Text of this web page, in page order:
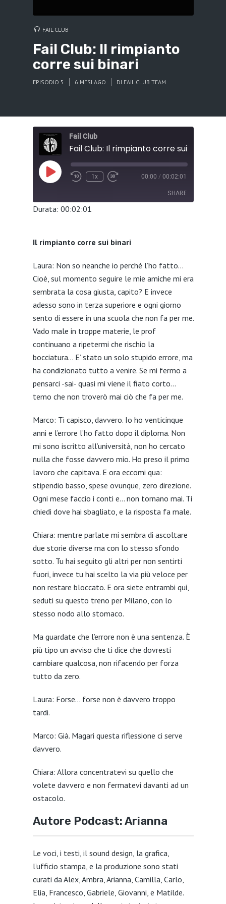
FAIL CLUB
Fail Club: Il rimpianto
corre sui binari
EPISODIO 5 6 MESI AGO DI FAIL CLUB TEAM
Fail Club
Fail Club: Il rimpianto corre sui binari
Play
Episode
1x 00:00 / 00:02:01
SHARE
LINK
EMBED
Durata: 00:02:01
Il rimpianto corre sui binari
Laura: Non so neanche io perché l’ho fatto…
Cioè, sul momento seguire le mie amiche mi era
sembrata la cosa giusta, capito? E invece
adesso sono in terza superiore e ogni giorno
sento di essere in una scuola che non fa per me.
Vado male in troppe materie, le prof
continuano a ripetermi che rischio la
bocciatura… E’ stato un solo stupido errore, ma
ha condizionato tutto a venire. Se mi fermo a
pensarci -sai- quasi mi viene il fiato corto…
temo che non troverò mai ciò che fa per me.
Marco: Ti capisco, davvero. Io ho venticinque
anni e l’errore l’ho fatto dopo il diploma. Non
mi sono iscritto all’università, non ho cercato
nulla che fosse davvero mio. Ho preso il primo
lavoro che capitava. E ora eccomi qua:
stipendio basso, spese ovunque, zero direzione.
Ogni mese faccio i conti e… non tornano mai. Ti
chiedi dove hai sbagliato, e la risposta fa male.
Chiara: mentre parlate mi sembra di ascoltare
due storie diverse ma con lo stesso sfondo
sotto. Tu hai seguito gli altri per non sentirti
fuori, invece tu hai scelto la via più veloce per
non restare bloccato. E ora siete entrambi qui,
seduti su questo treno per Milano, con lo
stesso nodo allo stomaco.
Ma guardate che l’errore non è una sentenza. È
più tipo un avviso che ti dice che dovresti
cambiare qualcosa, non rifacendo per forza
tutto da zero.
Laura: Forse… forse non è davvero troppo
tardi.
Marco: Già. Magari questa riflessione ci serve
davvero.
Chiara: Allora concentratevi su quello che
volete davvero e non fermatevi davanti ad un
ostacolo.
Autore Podcast: Arianna
Le voci, i testi, il sound design, la grafica,
l’ufficio stampa, e la produzione sono stati
curati da Alex, Ambra, Arianna, Camilla, Carlo,
Elia, Francesco, Gabriele, Giovanni, e Matilde.